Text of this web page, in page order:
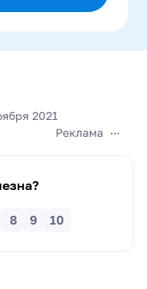
2021
10
9
8